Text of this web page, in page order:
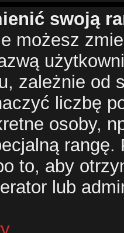
swoją
możesz
zależnie od
liczbę
osoby,
to, aby
lub